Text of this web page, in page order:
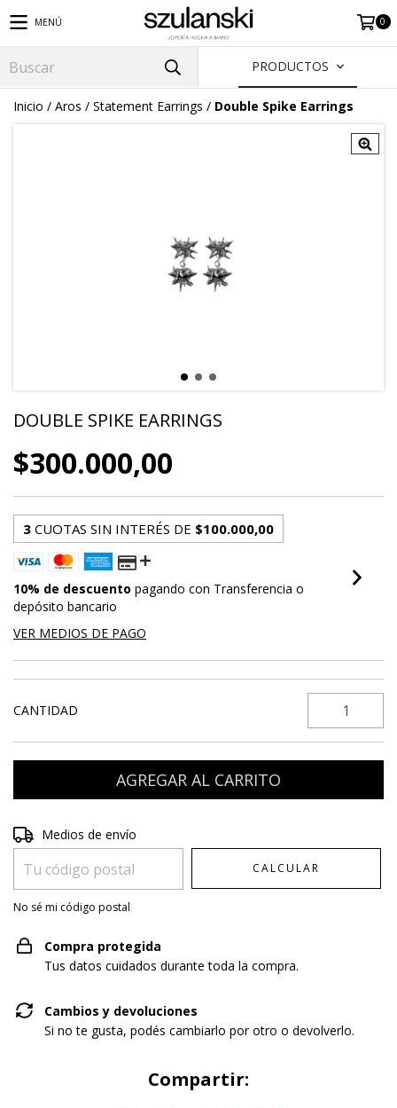
MENÚ 0
PRODUCTOS
Inicio / Aros / Statement Earrings / Double Spike Earrings
DOUBLE SPIKE EARRINGS
$300.000,00
3 CUOTAS SIN INTERÉS DE $100.000,00
10% de descuento pagando con Transferencia o
depósito bancario
VER MEDIOS DE PAGO
CANTIDAD
Entregas para el CP:
Medios de envío
CALCULAR
No sé mi código postal
Compra protegida
Tus datos cuidados durante toda la compra.
Cambios y devoluciones
Si no te gusta, podés cambiarlo por otro o devolverlo.
Compartir: